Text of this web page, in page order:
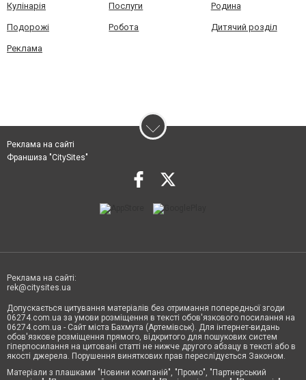
Кулінарія Послуги Родина
Подорожі Робота Дитячий розділ
Реклама
Реклама на сайті
Франшиза "CitySites"
Реклама на сайті:
rek@citysites.ua
Допускається цитування матеріалів без отримання попередньої згоди
06274.com.ua за умови розміщення в тексті обов'язкового посилання на
06274.com.ua - Сайт міста Бахмута (Артемівськ). Для інтернет-видань
обов'язкове розміщення прямого, відкритого для пошукових систем
гіперпосилання на цитовані статті не нижче другого абзацу в тексті або в
якості джерела. Порушення виняткових прав переслідується Законом.
Матеріали з плашками "Новини компаній", "Промо", "Партнерський